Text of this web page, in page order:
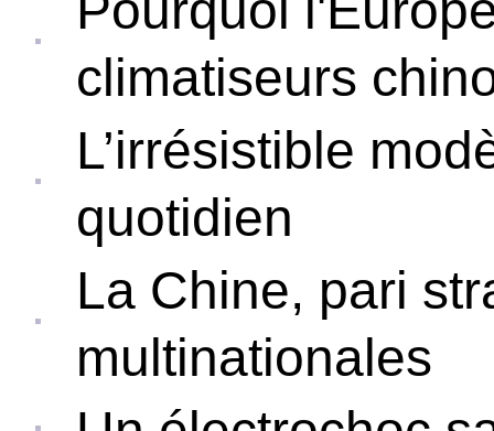
climatiseurs
L’irrésistible
quotidien
La Chine, pari
multinationales